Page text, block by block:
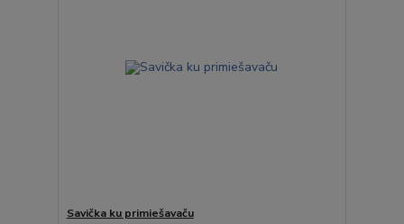
Savička ku primiešavaču